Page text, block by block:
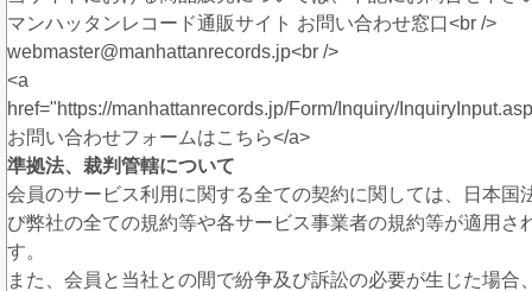
マンハッタンレコード通販サイト お問い合わせ窓口<br />
webmaster@manhattanrecords.jp<br />
<a
href="https://manhattanrecords.jp/Form/Inquiry/
お問い合わせフォームはこちら</a>
準拠法、裁判管轄について
会員のサービス利用に関する全ての契約に関しては、日本国
び弊社の全ての規約等や各サービス事業者の規約等が適用さ
す。
また、会員と当社との間で紛争及び訴訟の必要が生じた場合